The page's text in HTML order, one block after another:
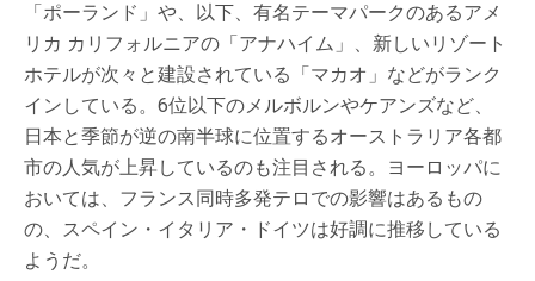
「ポーランド」や、以下、有名テーマパークのあるアメ
リカ カリフォルニアの「アナハイム」、新しいリゾート
ホテルが次々と建設されている「マカオ」などがランク
インしている。6位以下のメルボルンやケアンズなど、
日本と季節が逆の南半球に位置するオーストラリア各都
市の人気が上昇しているのも注目される。ヨーロッパに
おいては、フランス同時多発テロでの影響はあるもの
の、スペイン・イタリア・ドイツは好調に推移している
ようだ。